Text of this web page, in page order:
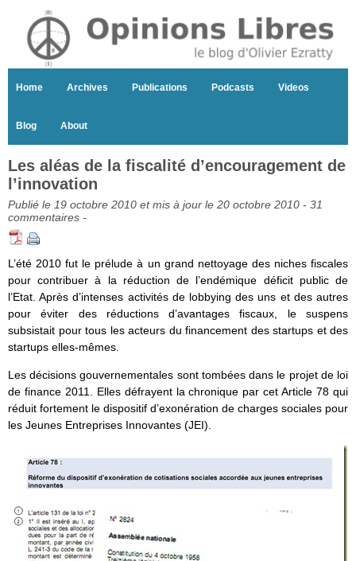
Home Archives Publications Podcasts Videos
Blog About
Les aléas de la fiscalité d’encouragement de
l’innovation
Publié le 19 octobre 2010 et mis à jour le 20 octobre 2010 - 31
commentaires -
L’été 2010 fut le prélude à un grand nettoyage des niches fiscales
pour contribuer à la réduction de l’endémique déficit public de
l’Etat. Après d’intenses activités de lobbying des uns et des autres
pour éviter des réductions d’avantages fiscaux, le suspens
subsistait pour tous les acteurs du financement des startups et des
startups elles-mêmes.
Les décisions gouvernementales sont tombées dans le projet de loi
de finance 2011. Elles défrayent la chronique par cet Article 78 qui
réduit fortement le dispositif d’exonération de charges sociales pour
les Jeunes Entreprises Innovantes (JEI).